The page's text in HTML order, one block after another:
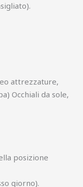
attrezzature,
Occhiali da sole,
posizione
giorno).